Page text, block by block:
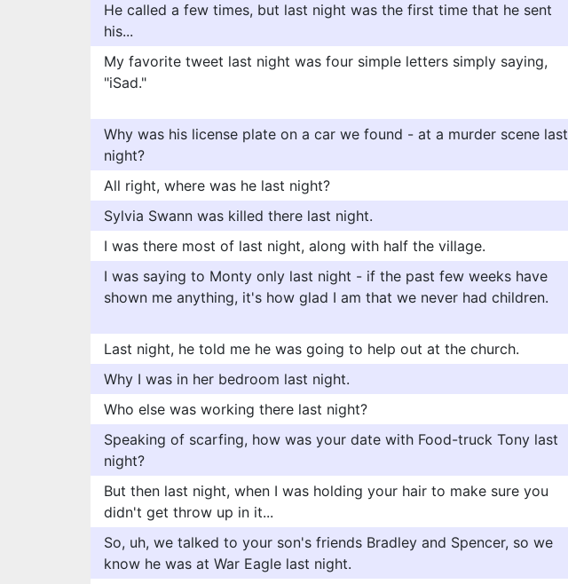
He called a few times, but last night was the first time that he sent
his...
My favorite tweet last night was four simple letters simply saying,
"iSad."
Why was his license plate on a car we found - at a murder scene last
night?
All right, where was he last night?
Sylvia Swann was killed there last night.
I was there most of last night, along with half the village.
I was saying to Monty only last night - if the past few weeks have
shown me anything, it's how glad I am that we never had children.
Last night, he told me he was going to help out at the church.
Why I was in her bedroom last night.
Who else was working there last night?
Speaking of scarfing, how was your date with Food-truck Tony last
night?
But then last night, when I was holding your hair to make sure you
didn't get throw up in it...
So, uh, we talked to your son's friends Bradley and Spencer, so we
know he was at War Eagle last night.